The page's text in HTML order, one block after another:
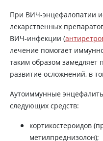
При ВИЧ-энцефалопатии
лекарственных
ВИЧ-инфекции (
лечение помогает
таким образом замедляет
развитие осложнений, в
Аутоиммунные
следующих средств:
кортикостероидов
метилпреднизолон);